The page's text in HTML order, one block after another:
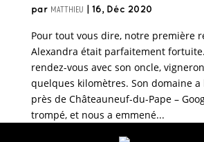
par matthieu 16, Déc 2020
Pour tout vous dire, notre première
Alexandra était parfaitement
rendez-vous avec son oncle,
quelques kilomètres. Son domaine a
près de Châteauneuf-du-Pape –
trompé, et nous a emmené...